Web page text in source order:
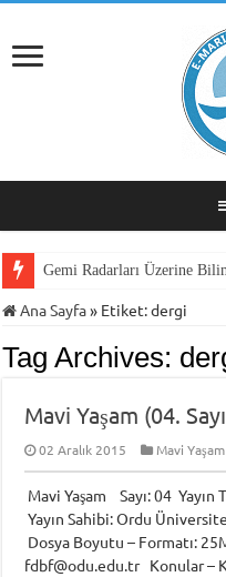
Gemi Radarları Üzerine
Ana Sayfa» Etiket:dergi
Tag Archives:
Mavi Yaşam (04.
02 Aralık 2015 Mavi Yaşam
Mavi Yaşam Sayı: 04 Yayın
Yayın Sahibi: Ordu
Dosya Boyutu – Formatı:
fdbf@odu.edu.tr Konular –